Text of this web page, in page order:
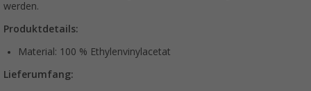
werden.
Produktdetails:
Material: 100 % Ethylenvinylacetat
Lieferumfang: